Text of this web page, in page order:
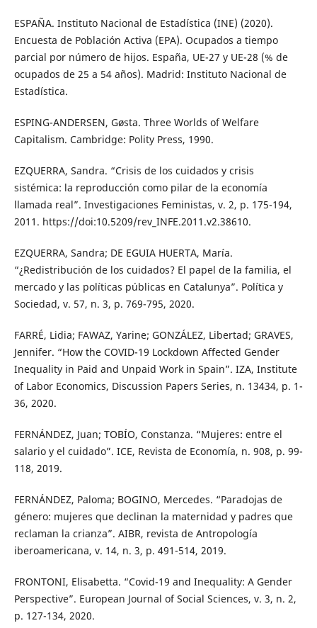
ESPAÑA. Instituto Nacional de Estadística (INE) (2020).
Encuesta de Población Activa (EPA). Ocupados a tiempo
parcial por número de hijos. España, UE-27 y UE-28 (% de
ocupados de 25 a 54 años). Madrid: Instituto Nacional de
Estadística.
ESPING-ANDERSEN, Gøsta. Three Worlds of Welfare
Capitalism. Cambridge: Polity Press, 1990.
EZQUERRA, Sandra. “Crisis de los cuidados y crisis
sistémica: la reproducción como pilar de la economía
llamada real”. Investigaciones Feministas, v. 2, p. 175-194,
2011. https://doi:10.5209/rev_INFE.2011.v2.38610.
EZQUERRA, Sandra; DE EGUIA HUERTA, María.
“¿Redistribución de los cuidados? El papel de la familia, el
mercado y las políticas públicas en Catalunya”. Política y
Sociedad, v. 57, n. 3, p. 769-795, 2020.
FARRÉ, Lidia; FAWAZ, Yarine; GONZÁLEZ, Libertad; GRAVES,
Jennifer. “How the COVID-19 Lockdown Affected Gender
Inequality in Paid and Unpaid Work in Spain”. IZA, Institute
of Labor Economics, Discussion Papers Series, n. 13434, p. 1-
36, 2020.
FERNÁNDEZ, Juan; TOBÍO, Constanza. “Mujeres: entre el
salario y el cuidado”. ICE, Revista de Economía, n. 908, p. 99-
118, 2019.
FERNÁNDEZ, Paloma; BOGINO, Mercedes. “Paradojas de
género: mujeres que declinan la maternidad y padres que
reclaman la crianza”. AIBR, revista de Antropología
iberoamericana, v. 14, n. 3, p. 491-514, 2019.
FRONTONI, Elisabetta. “Covid-19 and Inequality: A Gender
Perspective”. European Journal of Social Sciences, v. 3, n. 2,
p. 127-134, 2020.